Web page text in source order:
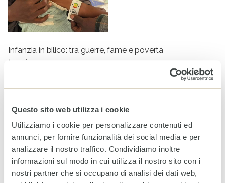
Questo sito web utilizza i cookie
Utilizziamo i cookie per personalizzare contenuti ed
annunci, per fornire funzionalità dei social media e per
analizzare il nostro traffico. Condividiamo inoltre
informazioni sul modo in cui utilizza il nostro sito con i
nostri partner che si occupano di analisi dei dati web,
Infanzia in bilico: tra guerre, fame e povertà
Notizie